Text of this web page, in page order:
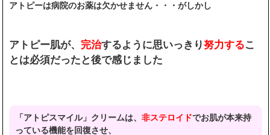
アトピーは病院のお薬は欠かせません・・・がしかし
アトピー肌が、 完治するように思いっきり努力するこ
とは必須だったと後で感じました
「アトピスマイル」クリームは、非ステロイドでお肌が本来持
っている機能を回復させ、